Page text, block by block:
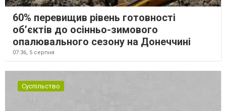
60% перевищив рівень готовності
об’єктів до осінньо-зимового
опалювального сезону на Донеччині
07:36, 5 серпня
Суспільство